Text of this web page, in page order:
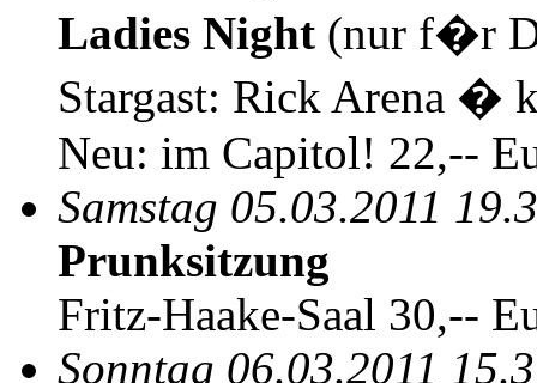
Ladies Night (nur f�r
Stargast: Rick Arena �
Neu: im Capitol! 22,--
Samstag 05.03.2011
Prunksitzung
Fritz-Haake-Saal 30,--
Sonntag 06.03.2011